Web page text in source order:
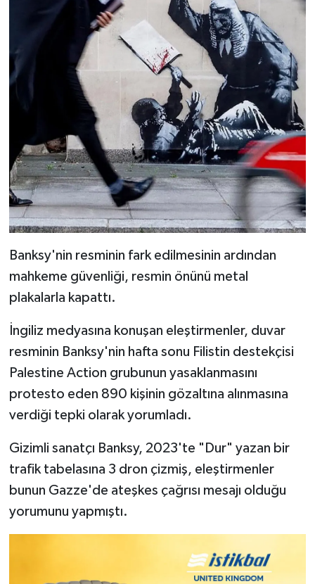
Banksy'nin resminin fark edilmesinin ardından
mahkeme güvenliği, resmin önünü metal
plakalarla kapattı.
İngiliz medyasına konuşan eleştirmenler, duvar
resminin Banksy'nin hafta sonu Filistin destekçisi
Palestine Action grubunun yasaklanmasını
protesto eden 890 kişinin gözaltına alınmasına
verdiği tepki olarak yorumladı.
Gizimli sanatçı Banksy, 2023'te "Dur" yazan bir
trafik tabelasına 3 dron çizmiş, eleştirmenler
bunun Gazze'de ateşkes çağrısı mesajı olduğu
yorumunu yapmıştı.